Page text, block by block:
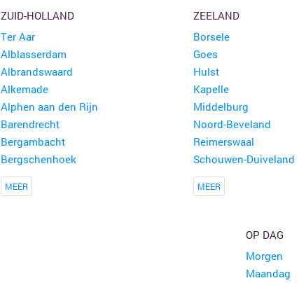
ZUID-HOLLAND
Ter Aar
Alblasserdam
Albrandswaard
Alkemade
Alphen aan den Rijn
Barendrecht
Bergambacht
Bergschenhoek
MEER
ZEELAND
Borsele
Goes
Hulst
Kapelle
Middelburg
Noord-Beveland
Reimerswaal
Schouwen-Duiveland
MEER
OP DAG
Morgen
Maandag